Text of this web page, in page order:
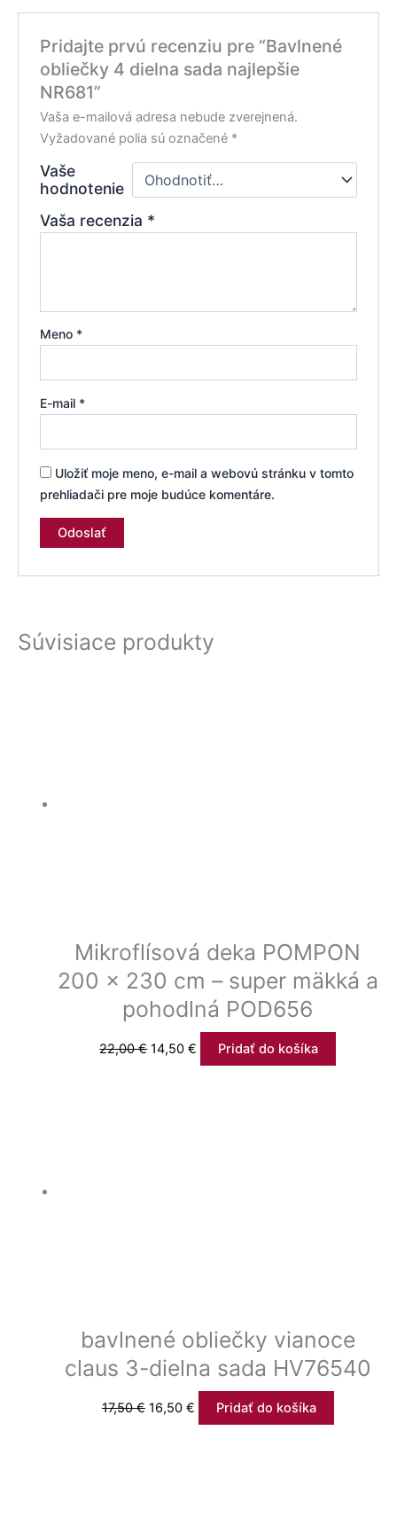
Pridajte prvú recenziu pre “Bavlnené
obliečky 4 dielna sada najlepšie
NR681”
Vaša e-mailová adresa nebude zverejnená.
Vyžadované polia sú označené *
Vaše
hodnotenie
Vaša recenzia *
Meno *
E-mail *
Uložiť moje meno, e-mail a webovú stránku v tomto
prehliadači pre moje budúce komentáre.
Súvisiace produkty
Mikroflísová deka POMPON
200 x 230 cm – super mäkká a
pohodlná POD656
22,00€ 14,50€ Pridať do košíka
bavlnené obliečky vianoce
claus 3-dielna sada HV76540
17,50€ 16,50 € Pridať do košíka